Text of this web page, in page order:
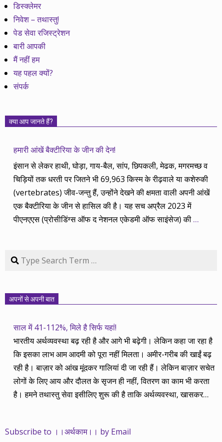
डिस्क्लेमर
निवेश – तथास्तु!
पेड सेवा रजिस्ट्रेशन
बारी आपकी
मैं नहीं हम
यह पहल क्यों?
संपर्क
क्या आप जानते हैं?
हमारी आंखें बैक्टीरिया के जीन की देन!
इंसान से लेकर हाथी, घोड़ा, गाय-बैल, सांप, छिपकली, मेढक, मगरमच्छ व
चिड़ियों तक धरती पर जितने भी 69,963 किस्म के रीढ़वाले या कशेरुकी
(vertebrates) जीव-जन्तु हैं, उन्होंने देखने की क्षमता वाली अपनी आंखें
एक बैक्टीरिया के जीन से हासिल की है। यह सच अप्रैल 2023 में
पीएनएएस (प्रोसीडिंग्स ऑफ द नेशनल एकेडमी ऑफ साइंसेज) की…
Search
अपनों से अपनी बात
साल में 41-112%, मिले है सिर्फ यहां!
भारतीय अर्थव्यवस्था बढ़ रही है और आगे भी बढ़ेगी। लेकिन कहा जा रहा है
कि इसका लाभ आम आदमी को पूरा नहीं मिलता। अमीर-गरीब की खाईं बढ़
रही है। बाज़ार को आंख मूंदकर गालियां दी जा रही हैं। लेकिन बाज़ार सचेत
लोगों के लिए आय और दौलत के सृजन ही नहीं, वितरण का काम भी करता
है। हमने तथास्तु सेवा इसीलिए शुरू की है ताकि अर्थव्यवस्था, खासकर
महंगाई की दर 10 प्रतिशत से ऊपर रहती है। वे भागकर जाते हैं सोने और
Subscribe to ।।अर्थकाम।। by Email